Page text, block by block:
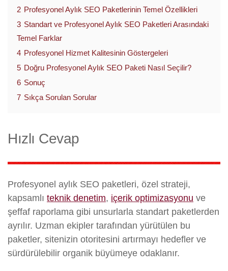
2 Profesyonel Aylık SEO Paketlerinin Temel Özellikleri
3 Standart ve Profesyonel Aylık SEO Paketleri Arasındaki
Temel Farklar
4 Profesyonel Hizmet Kalitesinin Göstergeleri
5 Doğru Profesyonel Aylık SEO Paketi Nasıl Seçilir?
6 Sonuç
7 Sıkça Sorulan Sorular
Hızlı Cevap
Profesyonel aylık SEO paketleri, özel strateji,
kapsamlı teknik denetim, içerik optimizasyonu ve
şeffaf raporlama gibi unsurlarla standart paketlerden
ayrılır. Uzman ekipler tarafından yürütülen bu
paketler, sitenizin otoritesini artırmayı hedefler ve
sürdürülebilir organik büyümeye odaklanır.